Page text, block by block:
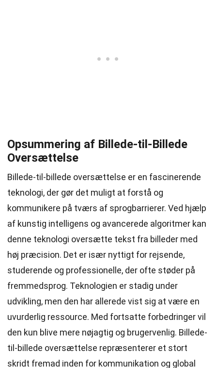
Opsummering af Billede-til-Billede
Oversættelse
Billede-til-billede oversættelse er en fascinerende
teknologi, der gør det muligt at forstå og
kommunikere på tværs af sprogbarrierer. Ved hjælp
af kunstig intelligens og avancerede algoritmer kan
denne teknologi oversætte tekst fra billeder med
høj præcision. Det er især nyttigt for rejsende,
studerende og professionelle, der ofte støder på
fremmedsprog. Teknologien er stadig under
udvikling, men den har allerede vist sig at være en
uvurderlig ressource. Med fortsatte forbedringer vil
den kun blive mere nøjagtig og brugervenlig. Billede-
til-billede oversættelse repræsenterer et stort
skridt fremad inden for kommunikation og global